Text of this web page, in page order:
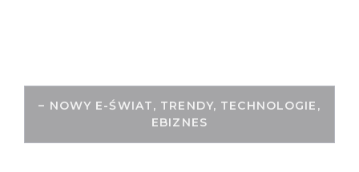
– NOWY E-ŚWIAT, TRENDY, TECHNOLOGIE,
EBIZNES